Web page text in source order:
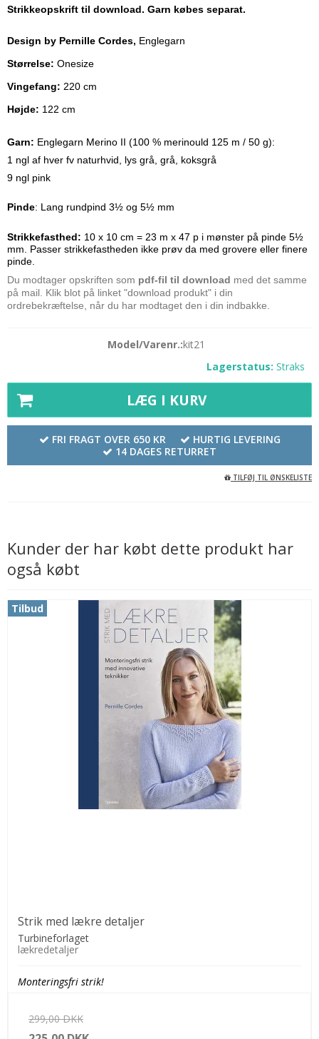
Strikkeopskrift til download. Garn købes separat.
Design by Pernille Cordes, Englegarn
Størrelse: Onesize
Vingefang: 220 cm
Højde: 122 cm
Garn: Englegarn Merino II (100 % merinould 125 m / 50 g):
1 ngl af hver fv naturhvid, lys grå, grå, koksgrå
9 ngl pink
Pinde: Lang rundpind 3½ og 5½ mm
Strikkefasthed: 10 x 10 cm = 23 m x 47 p i mønster på pinde 5½
mm. Passer strikkefastheden ikke prøv da med grovere eller finere
pinde.
Du modtager opskriften som pdf-fil til download med det samme
på mail. Klik blot på linket "download produkt" i din
ordrebekræftelse, når du har modtaget den i din indbakke.
Model/Varenr.:kit21
Lagerstatus: Straks
LÆG I KURV
FRI FRAGT OVER 650 KR
HURTIG LEVERING
14 DAGES RETURRET
TILFØJ TIL ØNSKELISTE
Kunder der har købt dette produkt har
også købt
Tilbud
Strik med lækre detaljer
Turbineforlaget
lækredetaljer
Monteringsfri strik!
299,00 DKK